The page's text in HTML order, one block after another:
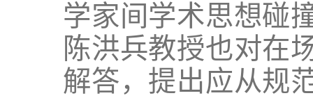
学家间学术思想碰
陈洪兵教授也对在
解答，提出应从规